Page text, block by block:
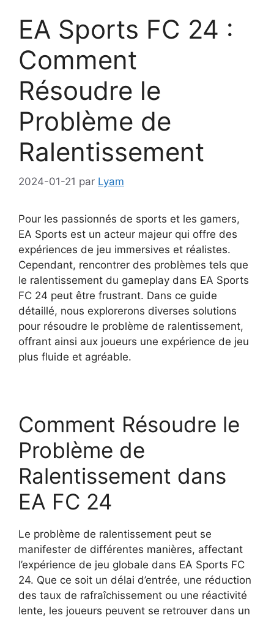
EA Sports FC 24 :
Comment
Résoudre le
Problème de
Ralentissement
2024-01-21 par Lyam
Pour les passionnés de sports et les gamers,
EA Sports est un acteur majeur qui offre des
expériences de jeu immersives et réalistes.
Cependant, rencontrer des problèmes tels que
le ralentissement du gameplay dans EA Sports
FC 24 peut être frustrant. Dans ce guide
détaillé, nous explorerons diverses solutions
pour résoudre le problème de ralentissement,
offrant ainsi aux joueurs une expérience de jeu
plus fluide et agréable.
Comment Résoudre le
Problème de
Ralentissement dans
EA FC 24
Le problème de ralentissement peut se
manifester de différentes manières, affectant
l’expérience de jeu globale dans EA Sports FC
24. Que ce soit un délai d’entrée, une réduction
des taux de rafraîchissement ou une réactivité
lente, les joueurs peuvent se retrouver dans un